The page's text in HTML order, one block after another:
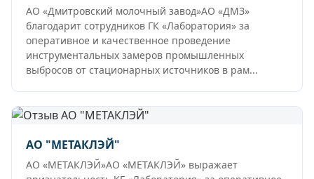
АО «Дмитровский молочный завод»АО «ДМЗ»
благодарит сотрудников ГК «Лаборатория» за
оперативное и качественное проведение
инструментальных замеров промышленных
выбросов от стационарных источников в рам...
АО "МЕТАКЛЭЙ"
АО «МЕТАКЛЭЙ»АО «МЕТАКЛЭЙ» выражает